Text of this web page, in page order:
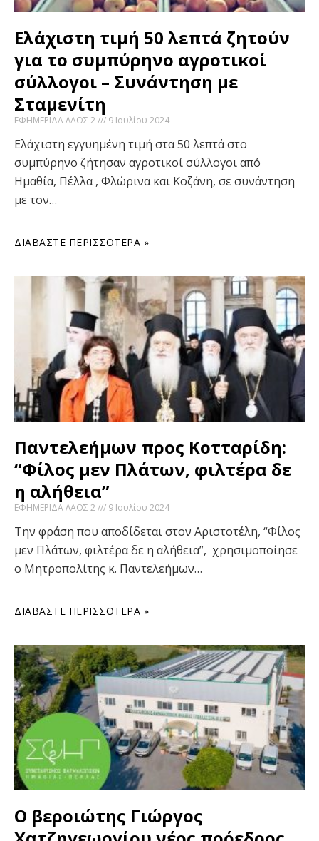
Ελάχιστη τιμή 50 λεπτά ζητούν
για το συμπύρηνο αγροτικοί
σύλλογοι – Συνάντηση με
Σταμενίτη
ΕΦΗΜΕΡΙΔΑ ΛΑΟΣ 2 9 Ιουλίου 2024
Ελάχιστη εγγυημένη τιμή στα 50 λεπτά στο
συμπύρηνο ζήτησαν αγροτικοί σύλλογοι από
Ημαθία, Πέλλα , Φλώρινα και Κοζάνη, σε συνάντηση
με τον…
ΔΙΑΒΆΣΤΕ ΠΕΡΙΣΣΌΤΕΡΑ »
Παντελεήμων προς Κοτταρίδη:
“Φίλος μεν Πλάτων, φιλτέρα δε
η αλήθεια”
ΕΦΗΜΕΡΙΔΑ ΛΑΟΣ 2 9 Ιουλίου 2024
Την φράση που αποδίδεται στον Αριστοτέλη, “Φίλος
μεν Πλάτων, φιλτέρα δε η αλήθεια”, χρησιμοποίησε
ο Μητροπολίτης κ. Παντελεήμων…
ΔΙΑΒΆΣΤΕ ΠΕΡΙΣΣΌΤΕΡΑ »
Ο βεροιώτης Γιώργος